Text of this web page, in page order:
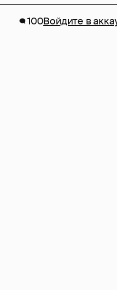
100Войдите в